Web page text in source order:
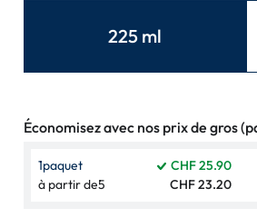
Symptômes normaux
225 ml
Économisez avec nos prix de gros
1paquet CHF 25.90
à partir de5 CHF 23.20